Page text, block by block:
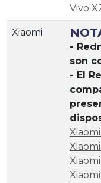
Vivo
Xiaomi
-
son
- El
Xiaomi